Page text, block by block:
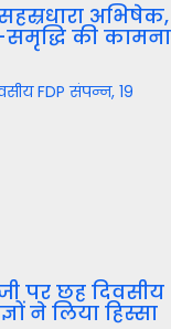
अभिषेक,
की कामना
FDP संपन्न, 19
पर छह दिवसीय
ने लिया हिस्सा